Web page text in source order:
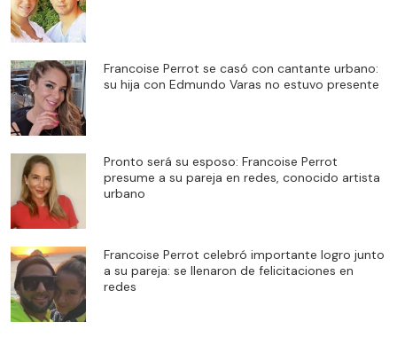
Francoise Perrot se casó con cantante urbano:
su hija con Edmundo Varas no estuvo presente
Pronto será su esposo: Francoise Perrot
presume a su pareja en redes, conocido artista
urbano
Francoise Perrot celebró importante logro junto
a su pareja: se llenaron de felicitaciones en
redes